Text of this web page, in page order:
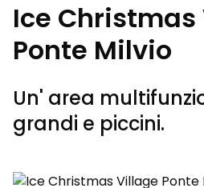
Ice
Ponte Milvio
Un' area
grandi e piccini.